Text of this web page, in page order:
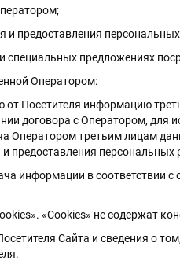
и предоставления
специальных предложениях
Оператором:
от Посетителя информацию
договора с Оператором, для
Оператором третьим лицам
предоставления
информации в
«Cookies» не содержат
Сайта и сведения о